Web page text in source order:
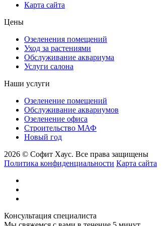
Карта сайта
Цены
Озеленения помещений
Уход за растениями
Обслуживание аквариума
Услуги салона
Наши услуги
Озеленение помещений
Обслуживание аквариумов
Озеленение офиса
Строительство МАФ
Новый год
2026 © Софит Хаус. Все права защищены
Политика конфиденциальности Карта сайта
Консультация специалиста